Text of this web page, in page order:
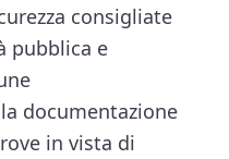
consigliate
pubblica e
documentazione
in vista di